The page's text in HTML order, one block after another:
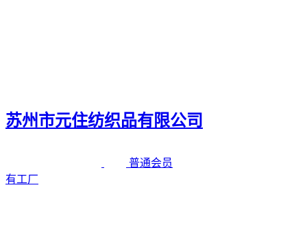
苏州市元住纺织品有限公司
普通会员
有工厂